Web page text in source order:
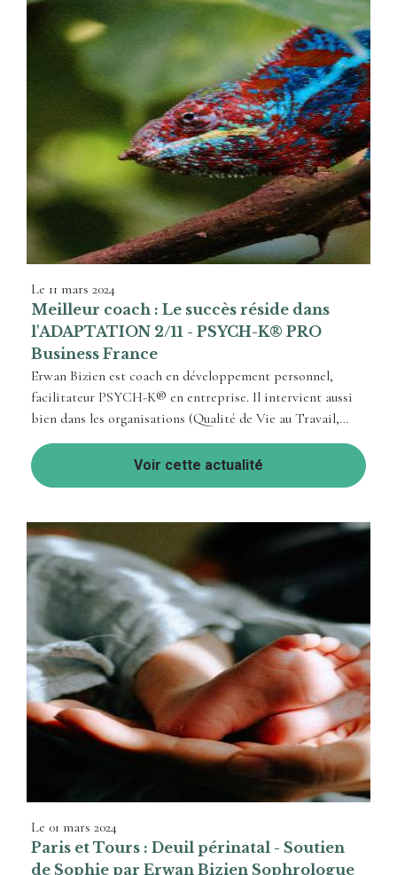
Le 11 mars 2024
Meilleur coach : Le succès réside dans
l'ADAPTATION 2/11 - PSYCH-K® PRO
Business France
Erwan Bizien est coach en développement personnel,
facilitateur PSYCH-K® en entreprise. Il intervient aussi
bien dans les organisations (Qualité de Vie au Travail,
Bien-Être, Performance...), ...
Voir cette actualité
Le 01 mars 2024
Paris et Tours : Deuil périnatal - Soutien
de Sophie par Erwan Bizien Sophrologue